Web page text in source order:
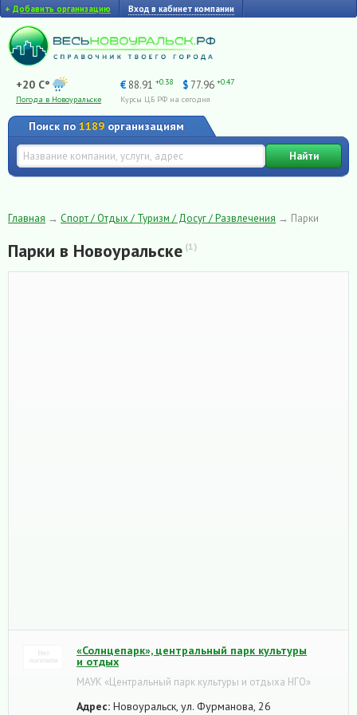
+ Добавить организацию Вход в кабинет компании
+20 C°
Погода в Новоуральске
€ 88.91 +0.38 $ 77.96 +0.47
Курсы ЦБ РФ на сегодня
Поиск по 1189 организациям
Найти
Главная → Спорт / Отдых / Туризм / Досуг / Развлечения → Парки
Парки в Новоуральске (1)
«Солнцепарк», центральный парк культуры
и отдых
МАУК «Центральный парк культуры и отдыха НГО»
Адрес: Новоуральск, ул. Фурманова, 26